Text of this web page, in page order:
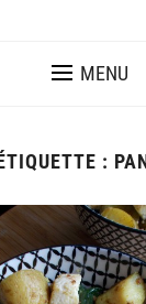
MENU
: